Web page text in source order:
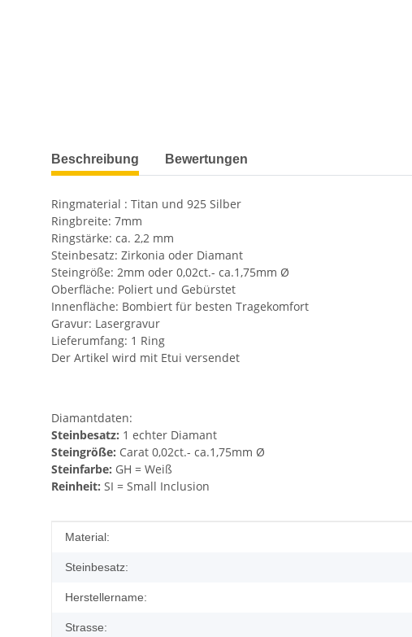
weitere Registerkarten anzeigen
Beschreibung Bewertungen
Ringmaterial : Titan und 925 Silber
Ringbreite: 7mm
Ringstärke: ca. 2,2 mm
Steinbesatz: Zirkonia oder Diamant
Steingröße: 2mm oder 0,02ct.- ca.1,75mm Ø
Oberfläche: Poliert und Gebürstet
Innenfläche: Bombiert für besten Tragekomfort
Gravur: Lasergravur
Lieferumfang: 1 Ring
Der Artikel wird mit Etui versendet
Diamantdaten:
Steinbesatz: 1 echter Diamant
Steingröße: Carat 0,02ct.- ca.1,75mm Ø
Steinfarbe: GH = Weiß
Reinheit: SI = Small Inclusion
Produkteigenschaft
Wert
Material:
Steinbesatz:
Herstellername:
Strasse: